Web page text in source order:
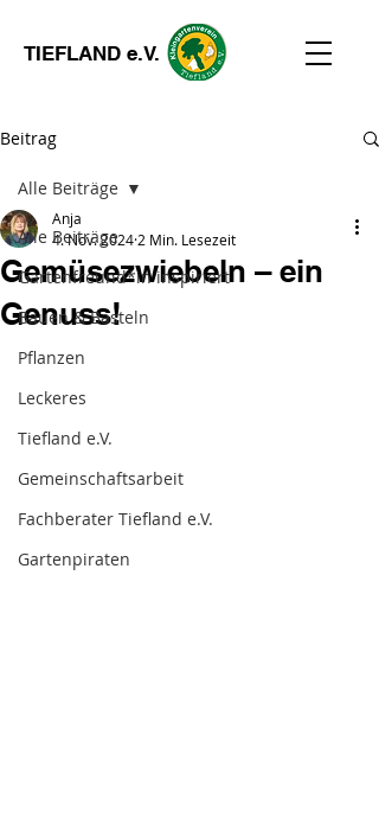
TIEFLAND e.V.
Beitrag
Alle Beiträge
Gartenfreund*in inspiriert
Bauen & Basteln
Pflanzen
Leckeres
Tiefland e.V.
Gemeinschaftsarbeit
Fachberater Tiefland e.V.
Gartenpiraten
Alle Beiträge
Gemüsezwiebeln – ein
Genuss!
Anja
4. Nov. 2024 2 Min. Lesezeit